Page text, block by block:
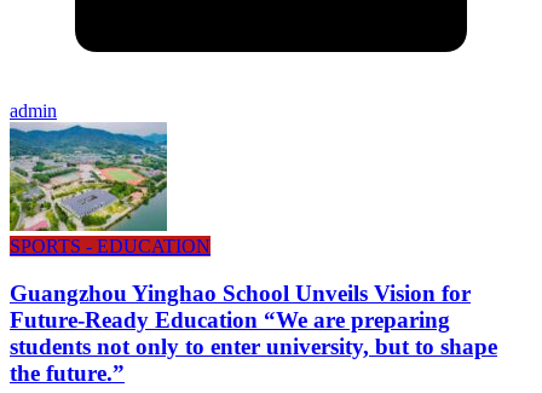
admin
SPORTS - EDUCATION
Guangzhou Yinghao School Unveils Vision for
Future-Ready Education “We are preparing
students not only to enter university, but to shape
the future.”